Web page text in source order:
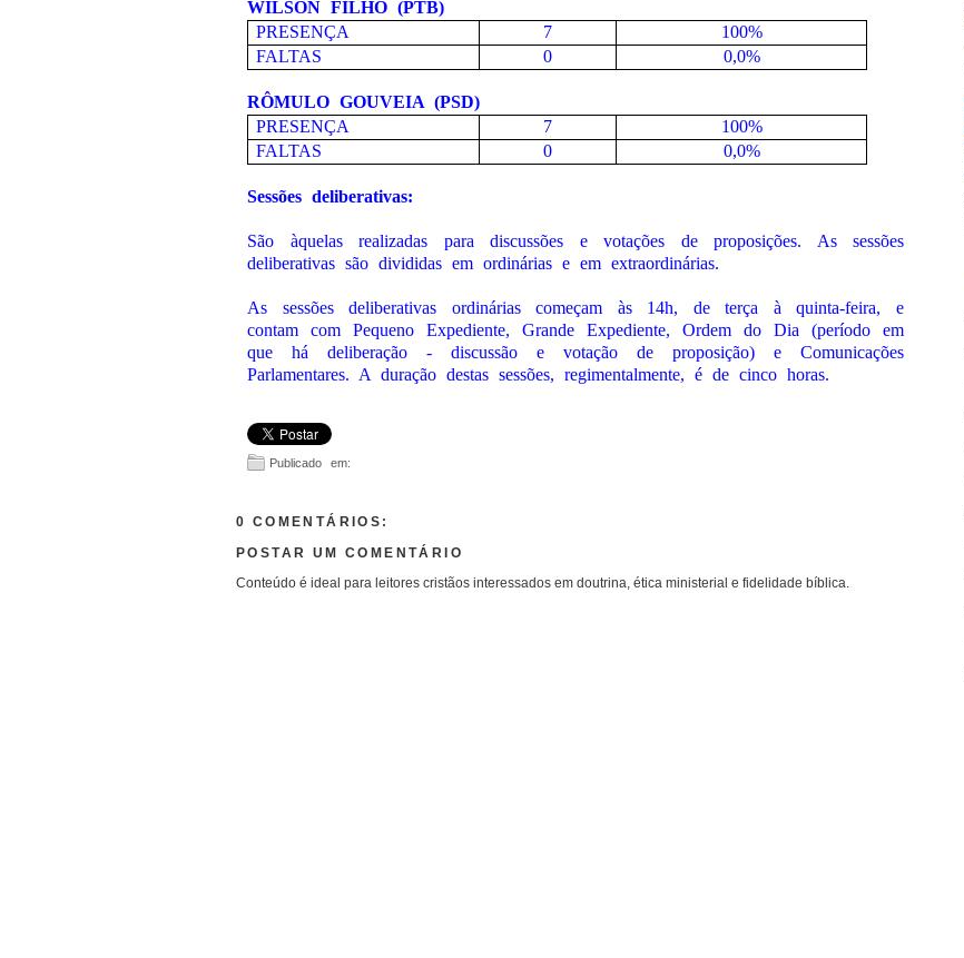
WILSON FILHO (PTB)
PRESENÇA
7
100%
FALTAS
0 0,0%
RÔMULO GOUVEIA (PSD)
PRESENÇA
7
100%
FALTAS
0 0,0%
Sessões deliberativas:
São àquelas realizadas para discussões e votações de proposições. As sessões
deliberativas são divididas em ordinárias e em extraordinárias.
As sessões deliberativas ordinárias começam às 14h, de terça à quinta-feira, e
contam com Pequeno Expediente, Grande Expediente, Ordem do Dia (período em
que há deliberação - discussão e votação de proposição) e Comunicações
Parlamentares. A duração destas sessões, regimentalmente, é de cinco horas.
Publicado em:
0 COMENTÁRIOS:
POSTAR UM COMENTÁRIO
Conteúdo é ideal para leitores cristãos interessados em doutrina, ética ministerial e fidelidade bíblica.